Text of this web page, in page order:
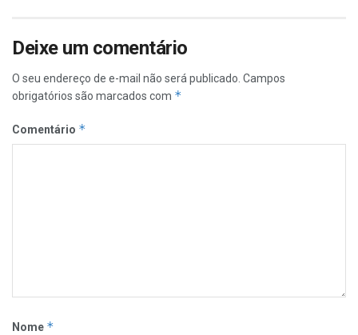
Deixe um comentário
O seu endereço de e-mail não será publicado. Campos
obrigatórios são marcados com *
Comentário *
Nome *